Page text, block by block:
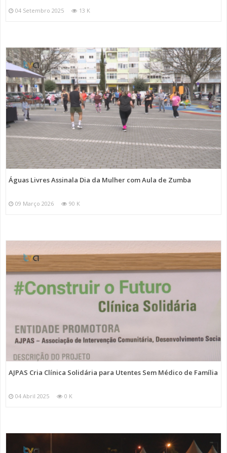
04 Setembro 2025 13 K
Águas Livres Assinala Dia da Mulher com Aula de Zumba
09 Março 2026 90 K
AJPAS Cria Clínica Solidária para Utentes Sem Médico de Família
04 Abril 2025 0 K